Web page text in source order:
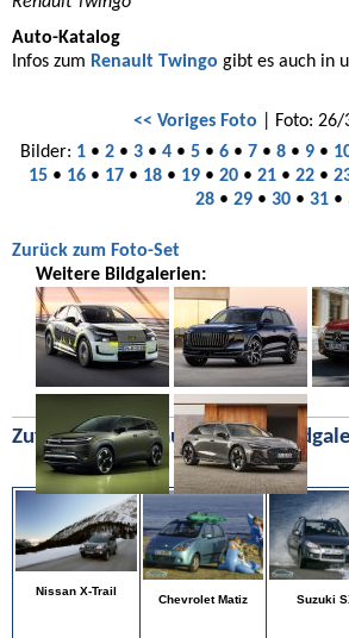
Auto-Katalog
Infos zum Renault Twingo gibt es auch in
<< Voriges Foto | Foto: 26/
Bilder: 1• 2• 3• 4• 5• 6• 7• 8• 9•
15• 16• 17• 18• 19• 20• 21• 22•
28• 29• 30• 31•
Zurück zum Foto-Set
Weitere Bildgalerien:
Zufällige Bilder aus unserer
Nissan X-Trail
Chevrolet Matiz Suzuki